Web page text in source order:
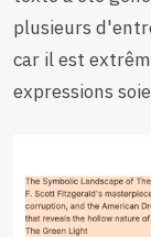
plusieurs
car il est
expressions